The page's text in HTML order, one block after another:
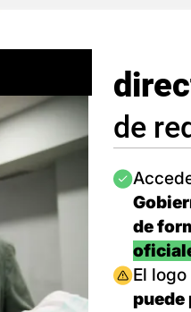
de
Imagen
de
Imagen
El
puede